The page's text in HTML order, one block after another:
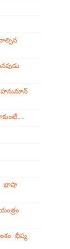
హనుమాన్
భాషా
భీష్మ